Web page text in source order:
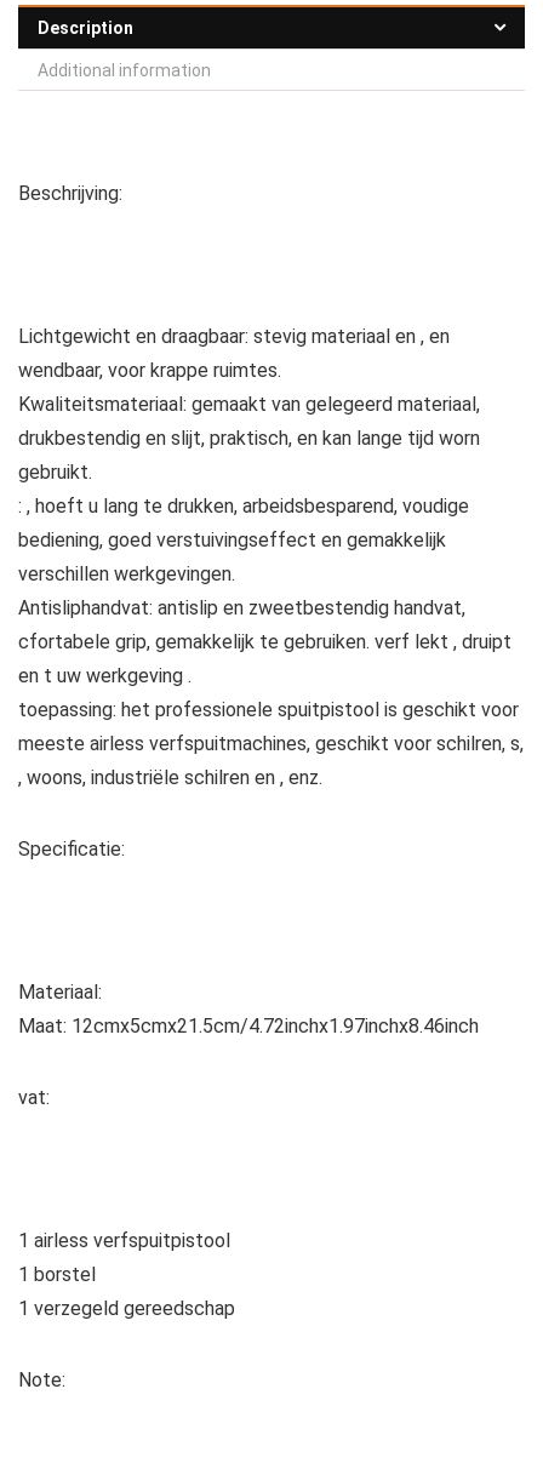
Description
Additional information
Beschrijving:
Lichtgewicht en draagbaar: stevig materiaal en , en
wendbaar, voor krappe ruimtes.
Kwaliteitsmateriaal: gemaakt van gelegeerd materiaal,
drukbestendig en slijt, praktisch, en kan lange tijd worn
gebruikt.
: , hoeft u lang te drukken, arbeidsbesparend, voudige
bediening, goed verstuivingseffect en gemakkelijk
verschillen werkgevingen.
Antisliphandvat: antislip en zweetbestendig handvat,
cfortabele grip, gemakkelijk te gebruiken. verf lekt , druipt
en t uw werkgeving .
toepassing: het professionele spuitpistool is geschikt voor
meeste airless verfspuitmachines, geschikt voor schilren, s,
, woons, industriële schilren en , enz.
Specificatie:
Materiaal:
Maat: 12cmx5cmx21.5cm/4.72inchx1.97inchx8.46inch
vat:
1 airless verfspuitpistool
1 borstel
1 verzegeld gereedschap
Note: